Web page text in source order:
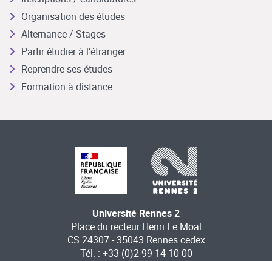
Organisation des études
Alternance / Stages
Partir étudier à l’étranger
Reprendre ses études
Formation à distance
Université Rennes 2
Place du recteur Henri Le Moal
CS 24307 - 35043 Rennes cedex
Tél. : +33 (0)2 99 14 10 00